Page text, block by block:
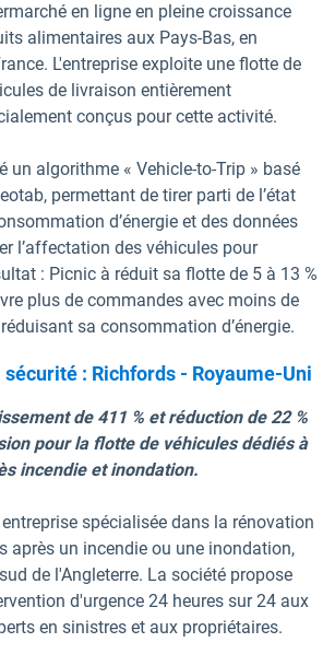
en ligne en pleine croissance
alimentaires aux Pays-Bas, en
L'entreprise exploite une flotte de
de livraison entièrement
conçus pour cette activité.
un algorithme « Vehicle-to-Trip » basé
permettant de tirer parti de l’état
d’énergie et des données
l’affectation des véhicules pour
: Picnic à réduit sa flotte de 5 à 13 %
plus de commandes avec moins de
sa consommation d’énergie.
: Richfords - Royaume-Uni
de 411 % et réduction de 22 %
pour la flotte de véhicules dédiés à
incendie et inondation.
spécialisée dans la rénovation
après un incendie ou une inondation,
de l'Angleterre. La société propose
d'urgence 24 heures sur 24 aux
en sinistres et aux propriétaires.